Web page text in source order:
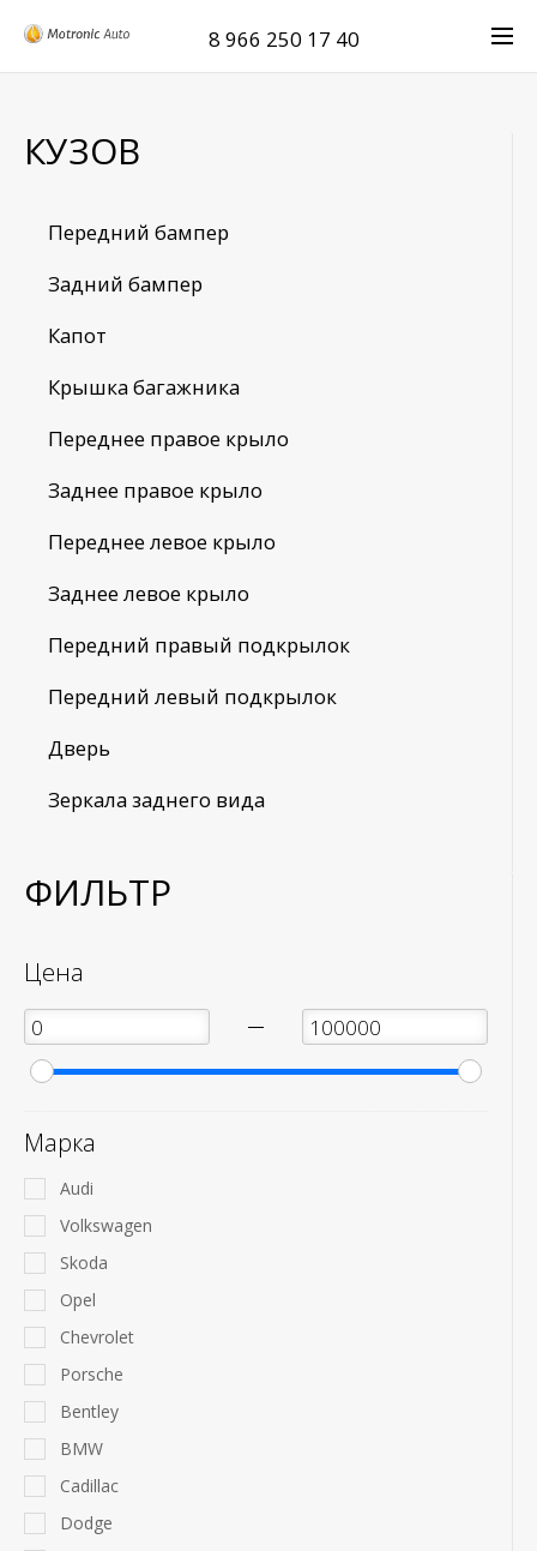
8 966 250 17 40
КУЗОВ
Передний бампер
Задний бампер
Капот
Крышка багажника
Переднее правое крыло
Заднее правое крыло
Переднее левое крыло
Заднее левое крыло
Передний правый подкрылок
Передний левый подкрылок
Дверь
Зеркала заднего вида
ФИЛЬТР
Цена
—
Марка
Audi
Volkswagen
Skoda
Opel
Chevrolet
Porsche
Bentley
BMW
Cadillac
Dodge